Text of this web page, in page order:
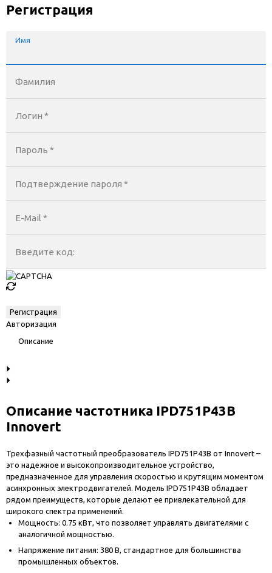
Регистрация
Имя
Фамилия
Логин *
Пароль *
Подтверждение пароля *
E-Mail *
Введите код:
Авторизация
Описание
Описание частотника IPD751P43B
Innovert
Трехфазный частотный преобразователь IPD751P43B от Innovert –
это надежное и высокопроизводительное устройство,
предназначенное для управления скоростью и крутящим моментом
асинхронных электродвигателей. Модель IPD751P43B обладает
рядом преимуществ, которые делают ее привлекательной для
широкого спектра применений.
Мощность: 0.75 кВт, что позволяет управлять двигателями с
аналогичной мощностью.
Напряжение питания: 380 В, стандартное для большинства
промышленных объектов.